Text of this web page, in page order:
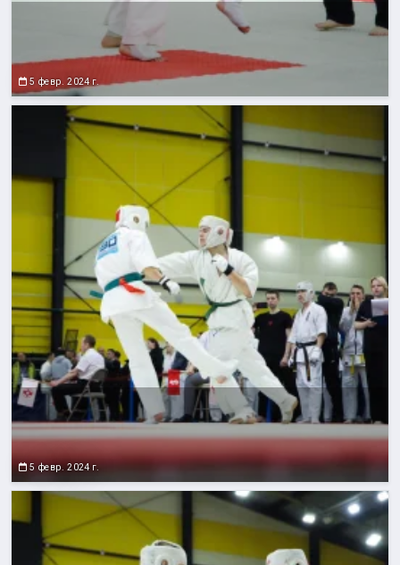
5 февр. 2024 г.
5 февр. 2024 г.